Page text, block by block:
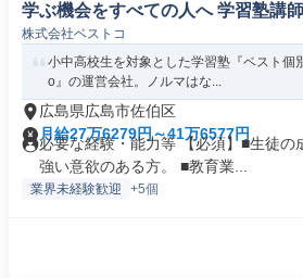
学ぶ機会をすべての人へ 学習塾講師
株式会社ベストコ
小中高校生を対象とした学習塾『ベスト個
o』の運営会社。ノルマはな...
広島県広島市佐伯区
月給27万6279円～41万6577円
必要な経験・能力等 【必須】■生徒の
強い意欲のある方。 ■教育業...
業界未経験歓迎 +5個